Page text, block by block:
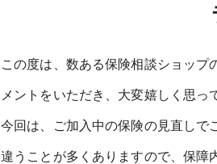
この度は、数ある保険相談ショップ
メントをいただき、大変嬉しく思っ
今回は、ご加入中の保険の見直しで
違うことが多くありますので、保障